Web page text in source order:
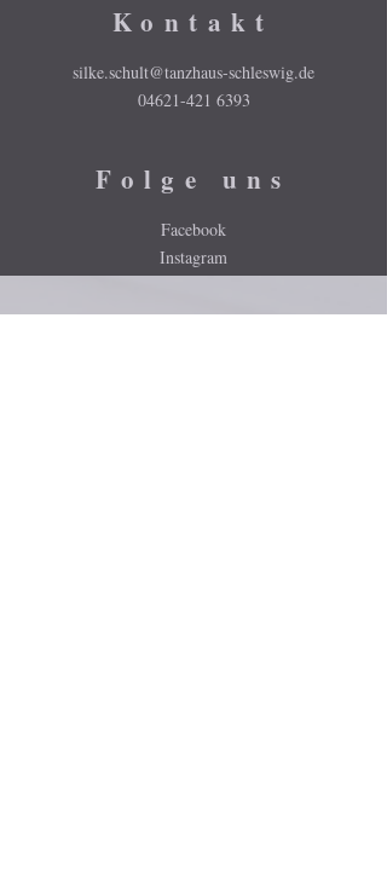
Kontakt
silke.schult@tanzhaus-schleswig.de
04621-421 6393
Folge uns
Facebook
Instagram